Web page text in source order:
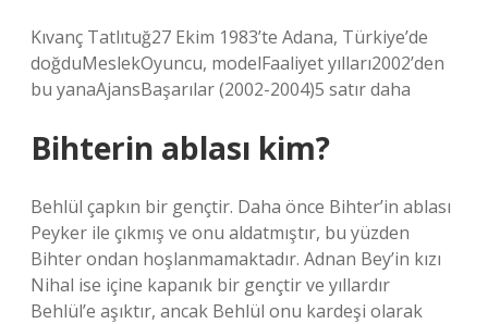
Kıvanç Tatlıtuğ27 Ekim 1983’te Adana, Türkiye’de
doğduMeslekOyuncu, modelFaaliyet yılları2002’den
bu yanaAjansBaşarılar (2002-2004)5 satır daha
Bihterin ablası kim?
Behlül çapkın bir gençtir. Daha önce Bihter’in ablası
Peyker ile çıkmış ve onu aldatmıştır, bu yüzden
Bihter ondan hoşlanmamaktadır. Adnan Bey’in kızı
Nihal ise içine kapanık bir gençtir ve yıllardır
Behlül’e aşıktır, ancak Behlül onu kardeşi olarak